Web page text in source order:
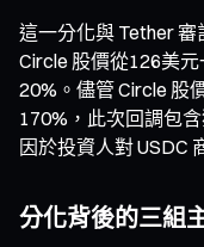
這一分化與 Tether
Circle 股價從126美
20%。儘管 Circle 股
170%，此次回調包
因於投資人對 USDC
分化背後的三組